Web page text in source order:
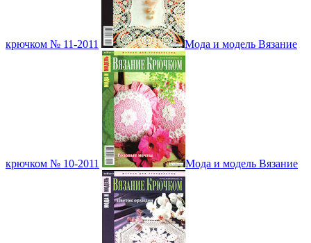
крючком № 11-2011 Мода и модель Вязание
крючком № 10-2011 Мода и модель Вязание